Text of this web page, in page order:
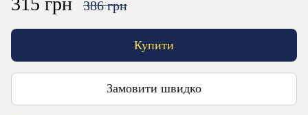
386 грн
Купити
Замовити швидко